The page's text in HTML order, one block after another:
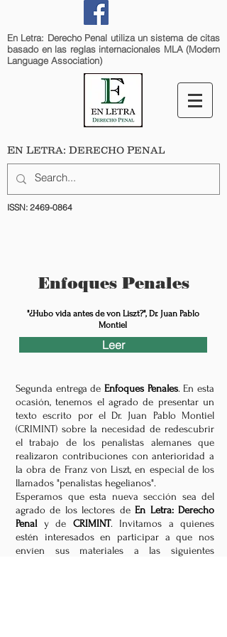
En Letra: Derecho Penal utiliza un sistema de citas
basado en las reglas internacionales MLA (Modern
Language Association)
EN LETRA: DERECHO PENAL
ISSN: 2469-0864
Enfoques Penales
"¿Hubo vida antes de von Liszt?", Dr. Juan Pablo
Montiel
Leer
Segunda entrega de Enfoques Penales. En esta
ocasión, tenemos el agrado de presentar un
texto escrito por el Dr. Juan Pablo Montiel
(CRIMINT) sobre la necesidad de redescubrir
el trabajo de los penalistas alemanes que
realizaron contribuciones con anterioridad a
la obra de Franz von Liszt, en especial de los
llamados "penalistas hegelianos".
Esperamos que esta nueva sección sea del
agrado de los lectores deEn Letra: Derecho
Penal y de CRIMINT. Invitamos a quienes
estén interesados en participar a que nos
envíen sus materiales a las siguientes